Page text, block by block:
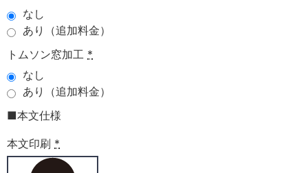
なし
あり（追加料金）
トムソン窓加工 *
なし
あり（追加料金）
■本文仕様
本文印刷 *